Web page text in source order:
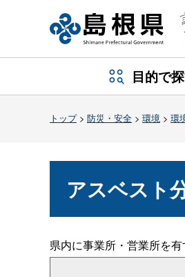
目的で
トップ> 防災・安全 > 環境 > 環
アスベスト
県内に事業所・営業所を